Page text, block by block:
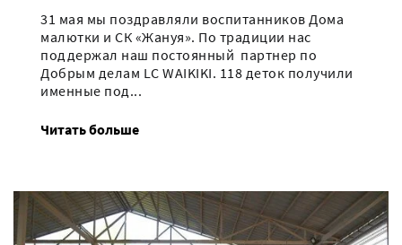
31 мая мы поздравляли воспитанников Дома
малютки и СК «Жануя». По традиции нас
поддержал наш постоянный партнер по
Добрым делам LC WAIKIKI. 118 деток получили
именные под...
Читать больше